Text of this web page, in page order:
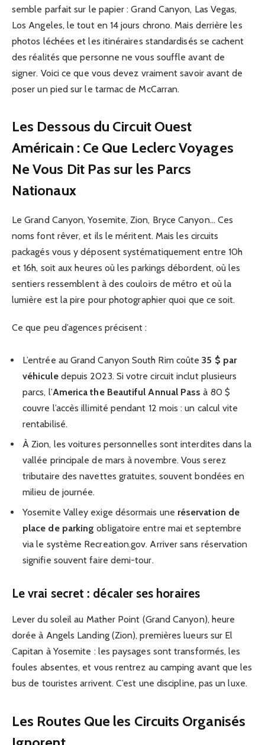
semble parfait sur le papier : Grand Canyon, Las Vegas,
Los Angeles, le tout en 14 jours chrono. Mais derrière les
photos léchées et les itinéraires standardisés se cachent
des réalités que personne ne vous souffle avant de
signer. Voici ce que vous devez vraiment savoir avant de
poser un pied sur le tarmac de McCarran.
Les Dessous du Circuit Ouest
Américain : Ce Que Leclerc Voyages
Ne Vous Dit Pas sur les Parcs
Nationaux
Le Grand Canyon, Yosemite, Zion, Bryce Canyon… Ces
noms font rêver, et ils le méritent. Mais les circuits
packagés vous y déposent systématiquement entre 10h
et 16h, soit aux heures où les parkings débordent, où les
sentiers ressemblent à des couloirs de métro et où la
lumière est la pire pour photographier quoi que ce soit.
Ce que peu d’agences précisent :
L’entrée au Grand Canyon South Rim coûte35 $ par
véhiculedepuis 2023. Si votre circuit inclut plusieurs
parcs, l’America the Beautiful Annual Pass à 80 $
couvre l’accès illimité pendant 12 mois : un calcul vite
rentabilisé.
À Zion, les voitures personnelles sont interdites dans la
vallée principale de mars à novembre. Vous serez
tributaire des navettes gratuites, souvent bondées en
milieu de journée.
Yosemite Valley exige désormais une réservation de
place de parking obligatoire entre mai et septembre
via le système Recreation.gov. Arriver sans réservation
signifie souvent faire demi-tour.
Le vrai secret : décaler ses horaires
Lever du soleil au Mather Point (Grand Canyon), heure
dorée à Angels Landing (Zion), premières lueurs sur El
Capitan à Yosemite : les paysages sont transformés, les
foules absentes, et vous rentrez au camping avant que les
bus de touristes arrivent. C’est une discipline, pas un luxe.
Les Routes Que les Circuits Organisés